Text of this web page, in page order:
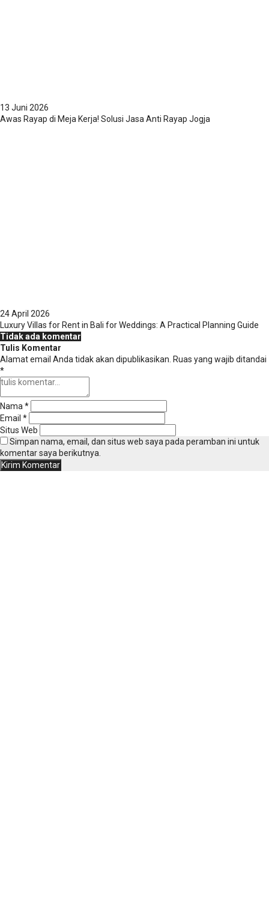
13 Juni 2026
Awas Rayap di Meja Kerja! Solusi Jasa Anti Rayap Jogja
24 April 2026
Luxury Villas for Rent in Bali for Weddings: A Practical Planning Guide
Tidak ada komentar
Tulis Komentar
Alamat email Anda tidak akan dipublikasikan. Ruas yang wajib ditandai
*
Nama *
Email *
Situs Web
Simpan nama, email, dan situs web saya pada peramban ini untuk
komentar saya berikutnya.